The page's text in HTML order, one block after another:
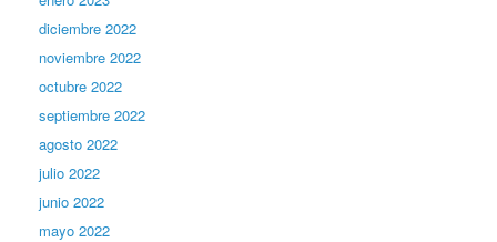
diciembre 2022
noviembre 2022
octubre 2022
septiembre 2022
agosto 2022
julio 2022
junio 2022
mayo 2022